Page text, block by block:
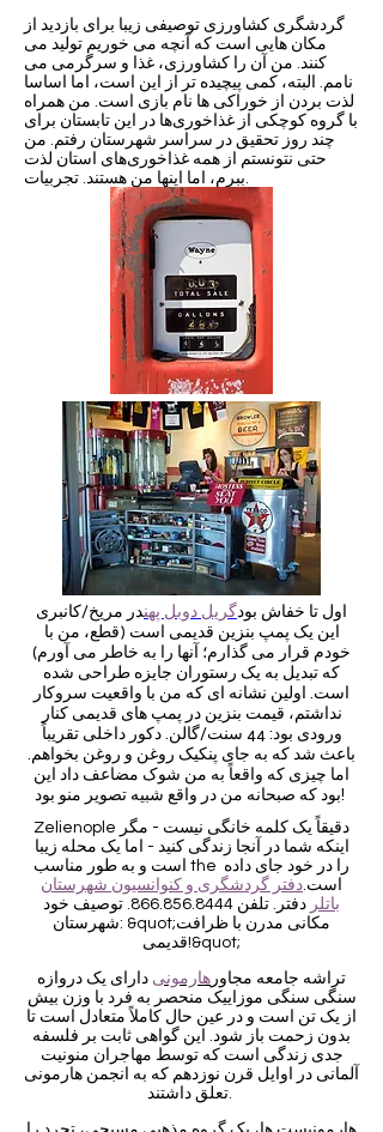
گردشگری کشاورزی توصیفی زیبا برای بازدید از
مکان هایی است که آنچه می خوریم تولید می
کنند. من آن را کشاورزی، غذا و سرگرمی می
نامم. البته، کمی پیچیده تر از این است، اما اساسا
لذت بردن از خوراکی ها نام بازی است. من همراه
با گروه کوچکی از غذاخوری‌ها در این تابستان برای
چند روز تحقیق در سراسر شهرستان رفتم. من
حتی نتونستم از همه غذاخوری‌های استان لذت
ببرم، اما اینها من هستند. تجربیات.
اول تا خفاش بودگریل دوبل پهندر مریخ/کانبری
این یک پمپ بنزین قدیمی است (قطع، من با
خودم قرار می گذارم؛ آنها را به خاطر می آورم)
که تبدیل به یک رستوران جایزه طراحی شده
است. اولین نشانه ای که من با واقعیت سروکار
نداشتم، قیمت بنزین در پمپ های قدیمی کنار
ورودی بود: 44 سنت/گالن. دکور داخلی تقریباً
باعث شد که به جای پنکیک روغن و روغن بخواهم.
اما چیزی که واقعاً به من شوک مضاعف داد این
بود که صبحانه من در واقع شبیه تصویر منو بود!
Zelienople دقیقاً یک کلمه خانگی نیست - مگر
اینکه شما در آنجا زندگی کنید - اما یک محله زیبا
است و به طور مناسب the را در خود جای داده
است.دفتر گردشگری و کنوانسیون شهرستان
باتلر دفتر. تلفن 866.856.8444. توصیف خود
شهرستان: &quot;مکانی مدرن با ظرافت
قدیمی!&quot;
تراشه جامعه مجاور هارمونی دارای یک دروازه
سنگی سنگی موزاییک منحصر به فرد با وزن بیش
از یک تن است و در عین حال کاملاً متعادل است تا
بدون زحمت باز شود. این گواهی ثابت بر فلسفه
جدی زندگی است که توسط مهاجران منونیت
آلمانی در اوایل قرن نوزدهم که به انجمن هارمونی
تعلق داشتند.